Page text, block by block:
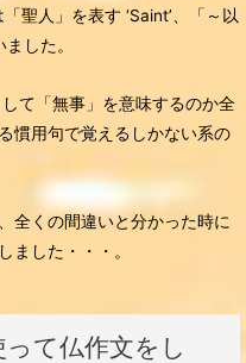
聖人」を表す ‘Saint’、「～以
した。
て「無事」を意味するのか全
慣用句で覚えるしかない系の
全くの間違いと分かった時に
ました・・・。
て仏作文をし